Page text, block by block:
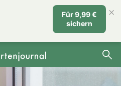
Für 9,99 €
sichern
×